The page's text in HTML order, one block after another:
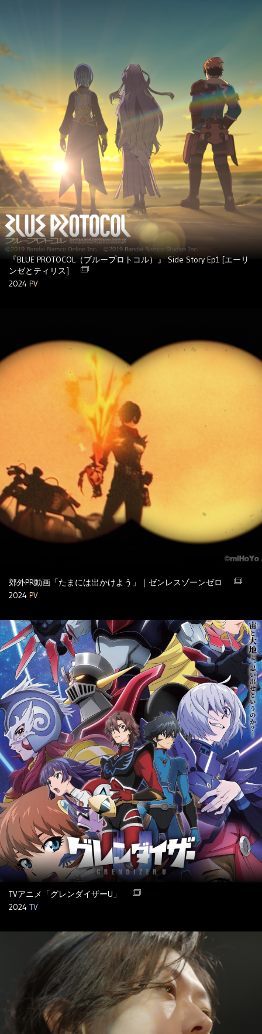
『BLUE PROTOCOL（ブループロトコル）』 Side Story Ep1 [エーリ
ンゼとティリス]
2024 PV
郊外PR動画「たまには出かけよう」｜ゼンレスゾーンゼロ
2024 PV
TVアニメ「グレンダイザーU」
2024 TV